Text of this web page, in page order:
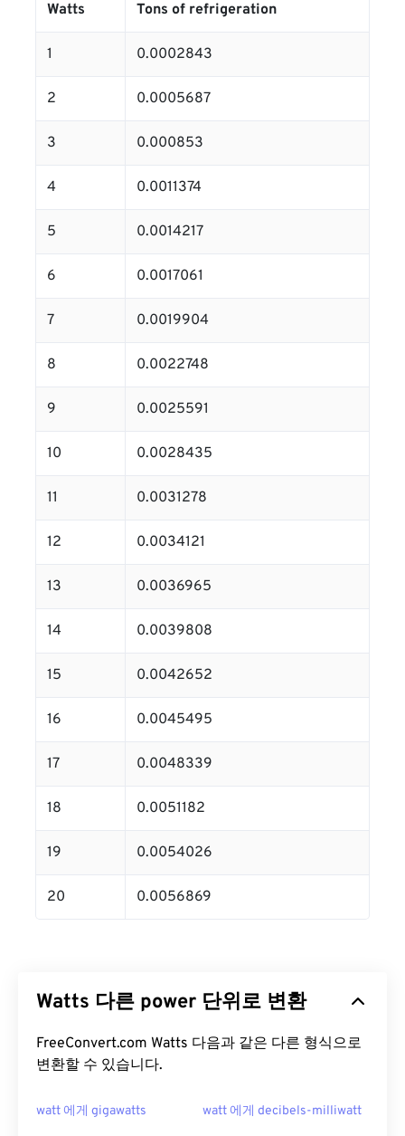
Watts Tons of refrigeration
1 0.0002843
2 0.0005687
3 0.000853
4 0.0011374
5 0.0014217
6 0.0017061
7 0.0019904
8 0.0022748
9 0.0025591
10 0.0028435
11 0.0031278
12 0.0034121
13 0.0036965
14 0.0039808
15 0.0042652
16 0.0045495
17 0.0048339
18 0.0051182
19 0.0054026
20 0.0056869
Watts 다른 power 단위로 변환
FreeConvert.com Watts 다음과 같은 다른 형식으로
변환할 수 있습니다.
watt 에게 gigawatts watt 에게 decibels-milliwatt